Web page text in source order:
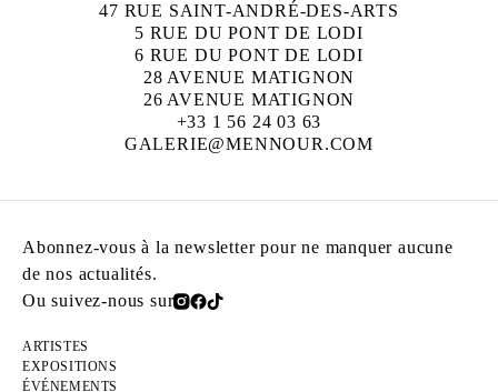
47 RUE SAINT-ANDRÉ-DES-ARTS
5 RUE DU PONT DE LODI
6 RUE DU PONT DE LODI
28 AVENUE MATIGNON
26 AVENUE MATIGNON
+33 1 56 24 03 63
GALERIE@MENNOUR.COM
Abonnez-vous à la newsletter pour ne manquer aucune
de nos actualités.
Ou suivez-nous sur
ARTISTES
EXPOSITIONS
ÉVÉNEMENTS